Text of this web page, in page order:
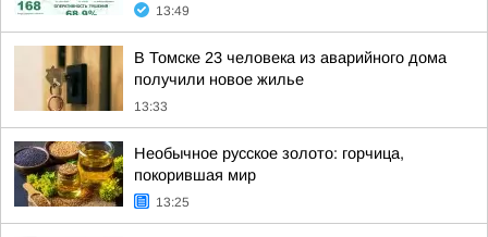
13:49
В Томске 23 человека из аварийного дома
получили новое жилье
13:33
Необычное русское золото: горчица,
покорившая мир
13:25